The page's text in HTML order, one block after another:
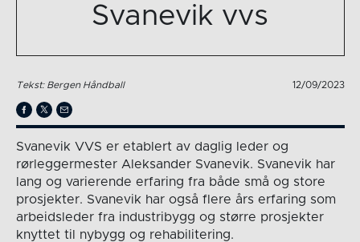
Svanevik vvs
Tekst: Bergen Håndball 12/09/2023
Svanevik VVS er etablert av daglig leder og
rørleggermester Aleksander Svanevik. Svanevik har
lang og varierende erfaring fra både små og store
prosjekter. Svanevik har også flere års erfaring som
arbeidsleder fra industribygg og større prosjekter
knyttet til nybygg og rehabilitering.